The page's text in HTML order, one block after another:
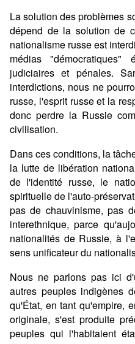
La solution des problèmes
dépend de la solution de
nationalisme russe est
médias "démocratiques"
judiciaires et pénales.
interdictions, nous ne
russe, l'esprit russe et la
donc perdre la Russie
civilisation.
Dans ces conditions, la
la lutte de libération
de l'identité russe, le
spirituelle de l'auto-
pas de chauvinisme, pas
interethnique, parce
nationalités de Russie, à
sens unificateur du
Nous ne parlons pas ici
autres peuples indigènes
qu'État, en tant qu'empire,
originale, s'est produite
peuples qui l'habitaient